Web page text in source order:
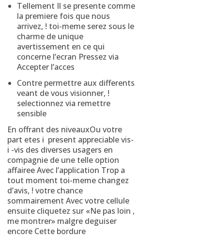
Tellement Il se presente comme
la premiere fois que nous
arrivez, ! toi-meme serez sous le
charme de unique
avertissement en ce qui
concerne l’ecran Pressez via
Accepter l’acces
Contre permettre aux differents
veant de vous visionner, !
selectionnez via remettre
sensible
En offrant des niveauxOu votre
part etes i present appreciable vis-
i -vis des diverses usagers en
compagnie de une telle option
affairee Avec l’application Trop a
tout moment toi-meme changez
d’avis, ! votre chance
sommairement Avec votre cellule
ensuite cliquetez sur «Ne pas loin ,
me montrer» malgre deguiser
encore Cette bordure